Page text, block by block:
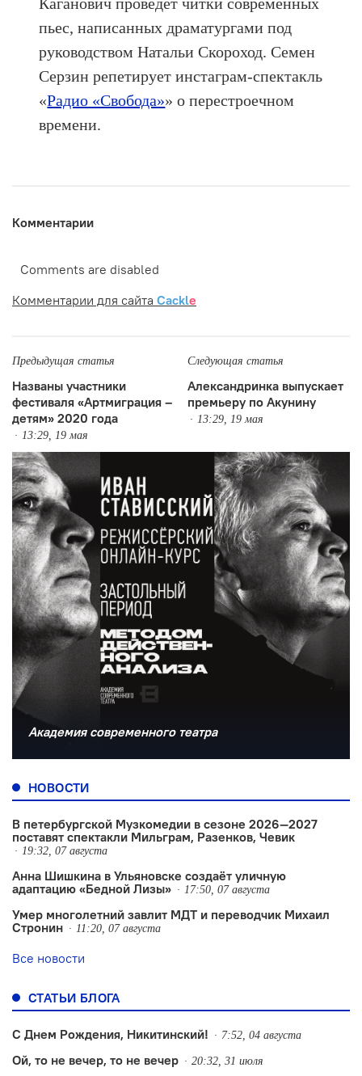
пьес, написанных драматургами под
руководством Натальи Скороход. Семен
Серзин репетирует инстаграм-спектакль
«Радио «Свобода»» о перестроечном
времени.
Комментарии
Comments are disabled
Комментарии для сайта Cackle
Предыдущая статья
Названы участники
фестиваля «Артмиграция –
детям» 2020 года
13:29, 19 мая
Следующая статья
Александринка выпускает
премьеру по Акунину
13:29, 19 мая
Академия современного театра
НОВОСТИ
В петербургской Музкомедии в сезоне 2026—2027
поставят спектакли Мильграм, Разенков, Чевик
19:32, 07 августа
Анна Шишкина в Ульяновске создаëт уличную
адаптацию «Бедной Лизы»
17:50, 07 августа
Умер многолетний завлит МДТ и переводчик Михаил
Стронин
11:20, 07 августа
Все новости
СТАТЬИ БЛОГА
С Днем Рождения, Никитинский! 7:52, 04 августа
Ой, то не вечер, то не вечер 20:32, 31 июля